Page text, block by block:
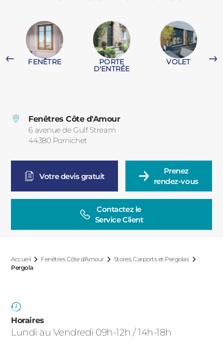
FENÊTRE PORTE
D'ENTRÉE
VOLET
Fenêtres Côte d'Amour
6 avenue de Gulf Stream
44380 Pornichet
Votre devis gratuit
Prenez
rendez-vous
Contactez le
Service Client
Accueil Fenêtres Côte d'Amour
Stores, Carports et Pergolas
Pergola
Horaires
Lundi au Vendredi 09h-12h / 14h-18h
PVC
ACIER
CARPORTS
CLÔTURES